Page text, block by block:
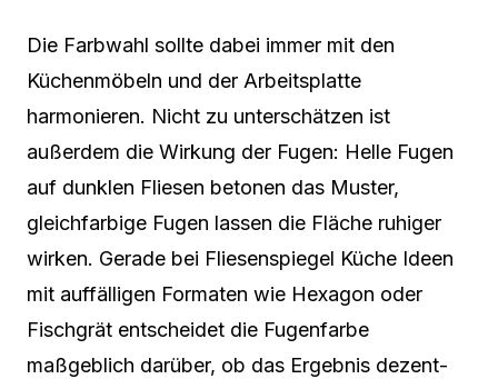
Die Farbwahl sollte dabei immer mit den
Küchenmöbeln und der Arbeitsplatte
harmonieren. Nicht zu unterschätzen ist
außerdem die Wirkung der Fugen: Helle Fugen
auf dunklen Fliesen betonen das Muster,
gleichfarbige Fugen lassen die Fläche ruhiger
wirken. Gerade bei Fliesenspiegel Küche Ideen
mit auffälligen Formaten wie Hexagon oder
Fischgrät entscheidet die Fugenfarbe
maßgeblich darüber, ob das Ergebnis dezent-